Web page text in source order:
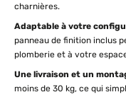
charnières.
Adaptable à votre
panneau de finition inclus
plomberie et à votre
Une livraison et un
moins de 30 kg, ce qui